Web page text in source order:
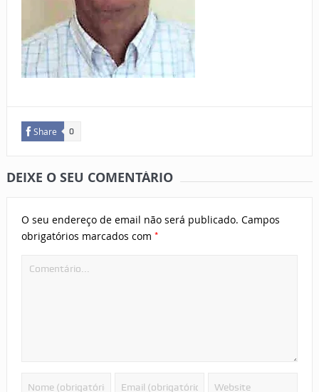
Share 0
DEIXE O SEU COMENTÁRIO
O seu endereço de email não será publicado. Campos
obrigatórios marcados com *